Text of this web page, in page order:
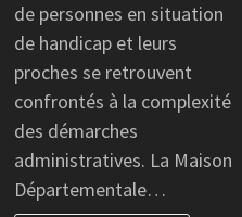
de personnes en situation
de handicap et leurs
proches se retrouvent
confrontés à la complexité
des démarches
administratives. La Maison
Départementale…